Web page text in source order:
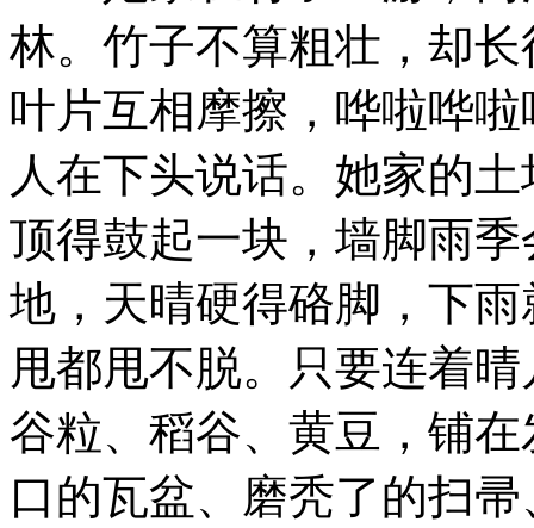
林。竹子不算粗壮，却
叶片互相摩擦，哗啦哗
人在下头说话。她家的
顶得鼓起一块，墙脚雨
地，天晴硬得硌脚，下
甩都甩不脱。只要连着
谷粒、稻谷、黄豆，铺
口的瓦盆、磨秃了的扫